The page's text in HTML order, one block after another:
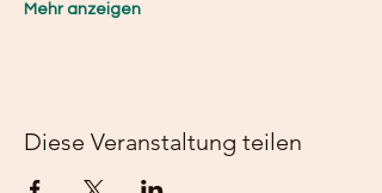
Mehr anzeigen
Diese Veranstaltung teilen